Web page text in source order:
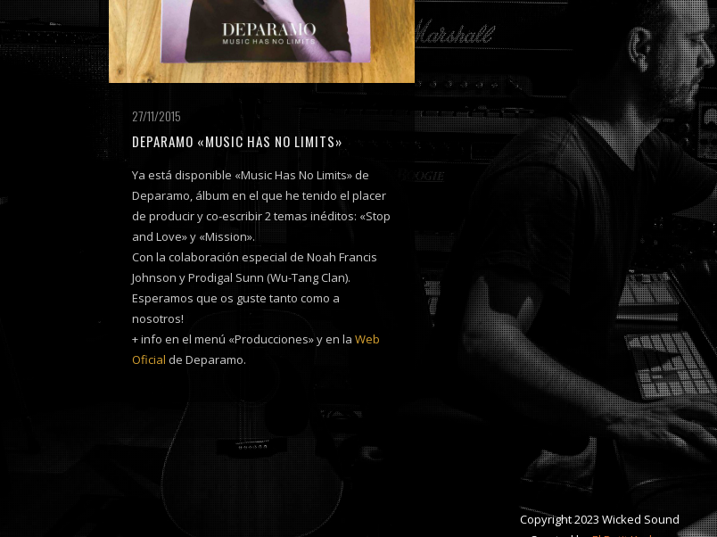
27/11/2015
DEPARAMO «MUSIC HAS NO LIMITS»
Ya está disponible «Music Has No Limits» de
Deparamo, álbum en el que he tenido el placer
de producir y co-escribir 2 temas inéditos: «Stop
and Love» y «Mission».
Con la colaboración especial de Noah Francis
Johnson y Prodigal Sunn (Wu-Tang Clan).
Esperamos que os guste tanto como a
nosotros!
+ info en el menú «Producciones» y en la Web
Oficial de Deparamo.
Copyright 2023 Wicked Sound